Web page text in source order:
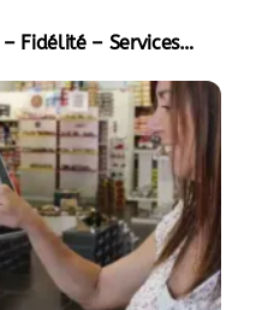
– Fidélité– Services…